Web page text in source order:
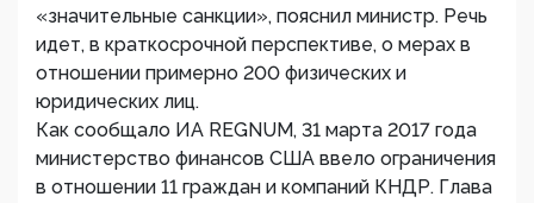
«значительные санкции», пояснил министр. Речь
идет, в краткосрочной перспективе, о мерах в
отношении примерно 200 физических и
юридических лиц.
Как сообщало ИА REGNUM, 31 марта 2017 года
министерство финансов США ввело ограничения
в отношении 11 граждан и компаний КНДР. Глава